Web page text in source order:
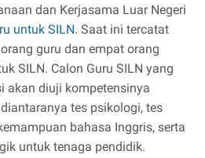
dan Kerjasama Luar Negeri
untuk SILN. Saat ini tercatat
guru dan empat orang
SILN. Calon Guru SILN yang
akan diuji kompetensinya
tes psikologi, tes
bahasa Inggris, serta
untuk tenaga pendidik.